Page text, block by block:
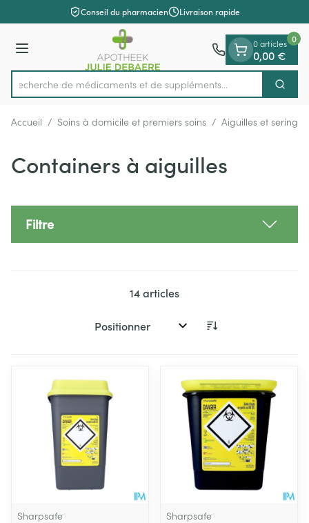
Aller au contenu
1 de 1Conseil du pharmacien Livraison rapide
Menu
Rechercher
Recherche de médicaments et de suppléments...
0 articles
0,00 €
0
Accueil / Soins à domicile et premiers soins / Aiguilles et
Containers à aiguilles
Filtre
14articles
Trier par:
Sharpsafe
Sharpsafe